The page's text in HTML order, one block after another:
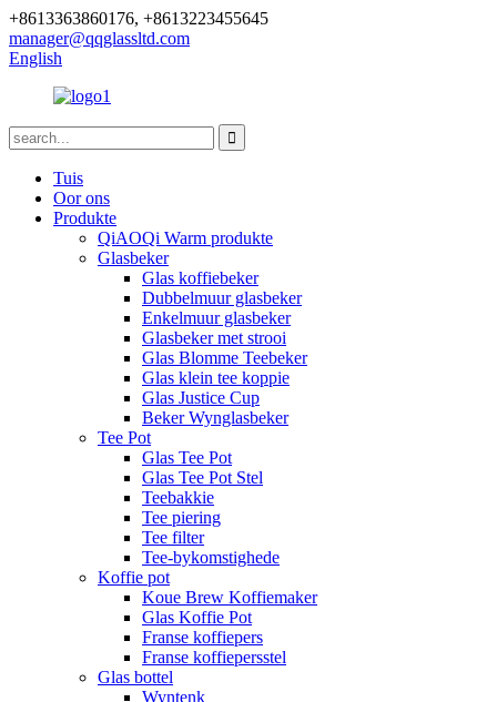
+8613363860176, +8613223455645
manager@qqglassltd.com
English
Tuis
Oor ons
Produkte
QiAOQi Warm produkte
Glasbeker
Glas koffiebeker
Dubbelmuur glasbeker
Enkelmuur glasbeker
Glasbeker met strooi
Glas Blomme Teebeker
Glas klein tee koppie
Glas Justice Cup
Beker Wynglasbeker
Tee Pot
Glas Tee Pot
Glas Tee Pot Stel
Teebakkie
Tee piering
Tee filter
Tee-bykomstighede
Koffie pot
Koue Brew Koffiemaker
Glas Koffie Pot
Franse koffiepers
Franse koffiepersstel
Glas bottel
Wyntenk